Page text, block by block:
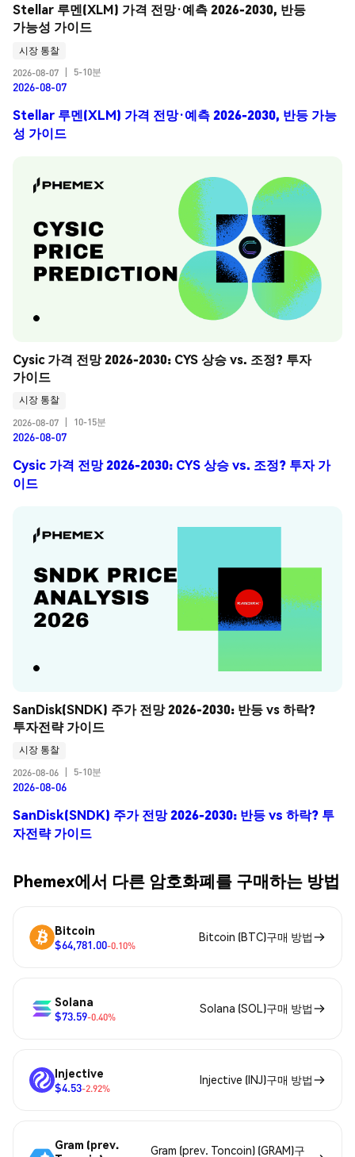
Stellar 루멘(XLM) 가격 전망·예측 2026-2030, 반등
가능성 가이드
시장 통찰
2026-08-07
5-10분
2026-08-07
Stellar 루멘(XLM) 가격 전망·예측 2026-2030, 반등 가능
성 가이드
Cysic 가격 전망 2026-2030: CYS 상승 vs. 조정? 투자
가이드
시장 통찰
2026-08-07
10-15분
2026-08-07
Cysic 가격 전망 2026-2030: CYS 상승 vs. 조정? 투자 가
이드
SanDisk(SNDK) 주가 전망 2026-2030: 반등 vs 하락?
투자전략 가이드
시장 통찰
2026-08-06
5-10분
2026-08-06
SanDisk(SNDK) 주가 전망 2026-2030: 반등 vs 하락? 투
자전략 가이드
Phemex에서 다른 암호화폐를 구매하는 방법
Bitcoin
$64,781.00-0.10%
Bitcoin (BTC)구매 방법
Solana
$73.59-0.40%
Solana (SOL)구매 방법
Injective
$4.53-2.92%
Injective (INJ)구매 방법
Gram (prev.
Gram (prev. Toncoin) (GRAM)구